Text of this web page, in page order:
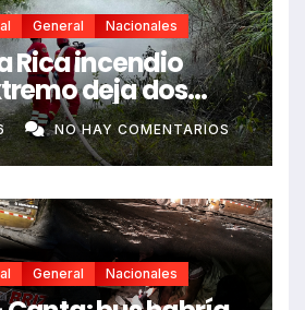
General Nacionales
Rica incendio
deja dos
heridos
NO HAY COMENTARIOS
General Nacionales